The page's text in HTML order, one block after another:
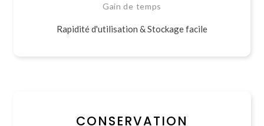
Gain de temps
Rapidité d'utilisation & Stockage facile
CONSERVATION